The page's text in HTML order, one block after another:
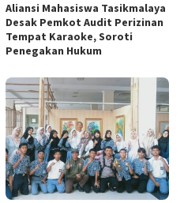
Aliansi Mahasiswa Tasikmalaya
Desak Pemkot Audit Perizinan
Tempat Karaoke, Soroti
Penegakan Hukum